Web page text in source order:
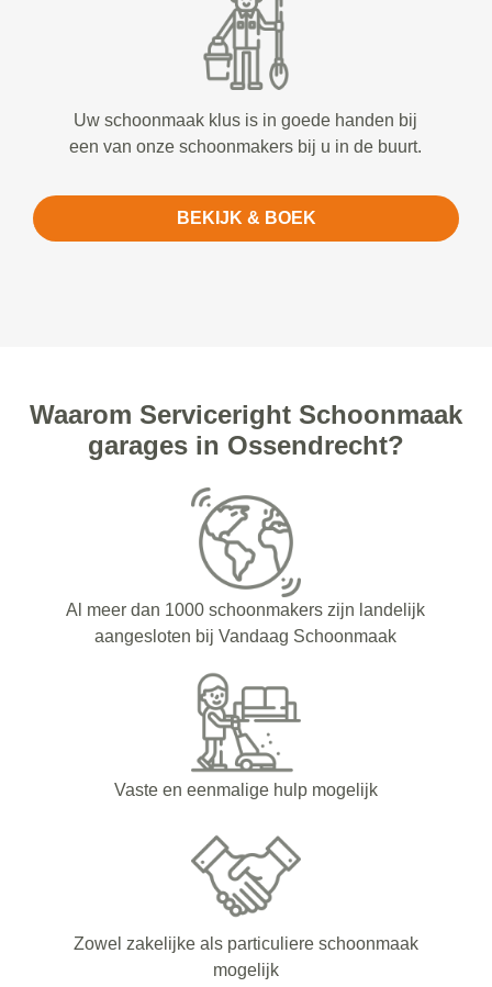
Uw schoonmaak klus is in goede handen bij
een van onze schoonmakers bij u in de buurt.
BEKIJK & BOEK
Waarom Serviceright Schoonmaak
garages in Ossendrecht?
Al meer dan 1000 schoonmakers zijn landelijk
aangesloten bij Vandaag Schoonmaak
Vaste en eenmalige hulp mogelijk
Zowel zakelijke als particuliere schoonmaak
mogelijk